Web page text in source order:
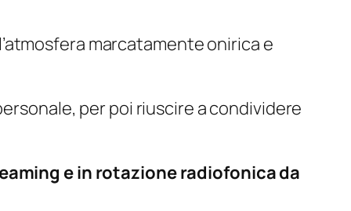
marcatamente onirica e
per poi riuscire a condividere
e in rotazione radiofonica da